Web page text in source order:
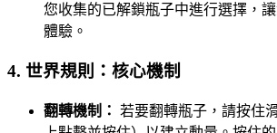
您收集的已解鎖瓶子中進行選擇，
體驗。
4. 世界規則：核心機制
翻轉機制： 若要翻轉瓶子，請按住